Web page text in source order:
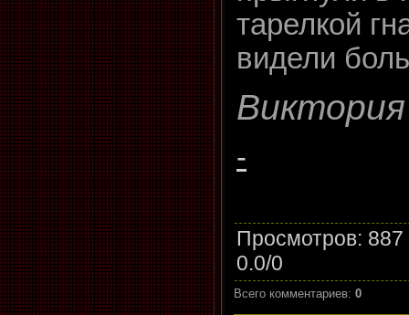
тарелкой
видели
Виктория
-
Просмотров:
0.0/0
Всего комментариев: 0